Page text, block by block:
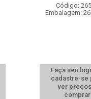
Código:
Embalagem:
Faça seu
cadastre-se
ver
comprar